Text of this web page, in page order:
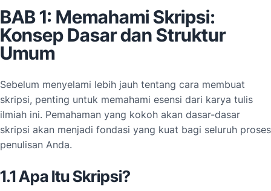
BAB 1: Memahami Skripsi:
Konsep Dasar dan Struktur
Umum
Sebelum menyelami lebih jauh tentang cara membuat
skripsi, penting untuk memahami esensi dari karya tulis
ilmiah ini. Pemahaman yang kokoh akan dasar-dasar
skripsi akan menjadi fondasi yang kuat bagi seluruh proses
penulisan Anda.
1.1 Apa Itu Skripsi?